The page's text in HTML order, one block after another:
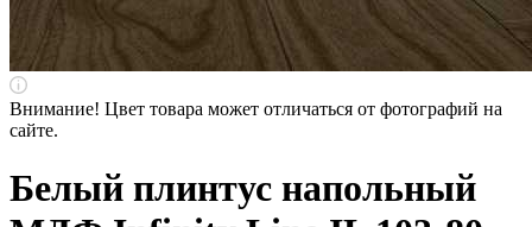
Внимание! Цвет товара может отличаться от фотографий на
сайте.
Белый плинтус напольный